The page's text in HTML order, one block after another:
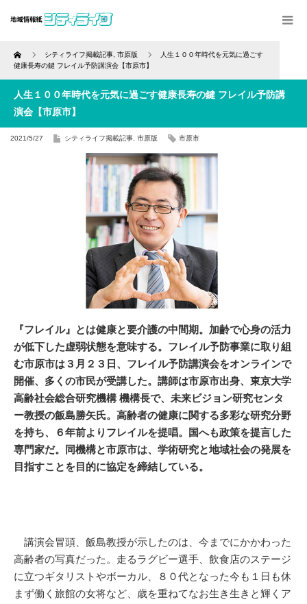
Home シティライフ掲載記事 市原版
人生１００年時代を元気に過ごす
健康長寿の鍵 フレイル予防講演会【市原市】
人生１００年時代を元気に過ごす健康長寿の鍵 フレイル予防講
演会【市原市】
2021/5/27 シティライフ掲載記事 市原版 市原市
『フレイル』とは健康と要介護の中間期。加齢で心身の活力
が低下した虚弱状態を意味する。フレイル予防事業に取り組
む市原市は３月２３日、フレイル予防講演会をオンラインで
開催、多くの市民が受講した。講師は市原市出身、東京大学
高齢社会総合研究機構 機構長で、未来ビジョン研究センタ
ー教授の飯島勝矢氏。高齢者の健康に関する多彩な研究分野
を持ち、６年前よりフレイルを提唱。国へも政策を提言した
専門家だ。同機構と市原市は、学術研究と地域社会の発展を
目指すことを目的に協定を締結している。
講演会冒頭、飯島教授が示したのは、今までにかかわった
高齢者の写真だった。走るラグビー選手、飲食店のステージ
に立つギタリストやボーカル、８０代となった今も１日も休
まず働く旅館の女将など、歳を重ねてなお生き生きと輝くア